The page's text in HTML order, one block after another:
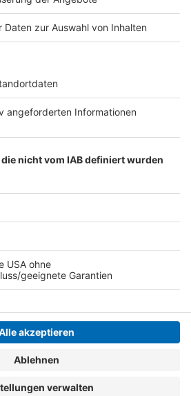
Für alle von euch, die
ein Gewürz ist und kein
ist "Foodtainment" der
Küche, die man überall genießen
"Macht nix, wenn's
Hier gibt esInfos zu den